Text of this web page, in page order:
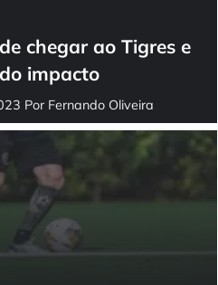
chegar ao Tigres e
impacto
Por Fernando Oliveira